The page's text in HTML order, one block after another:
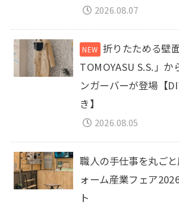
2026.08.07
折りたためる壁
TOMOYASU S.S.」か
ンガーバーが登場【
き】
2026.08.05
職人の手仕事を丸ご
ォーム産業フェア
ト